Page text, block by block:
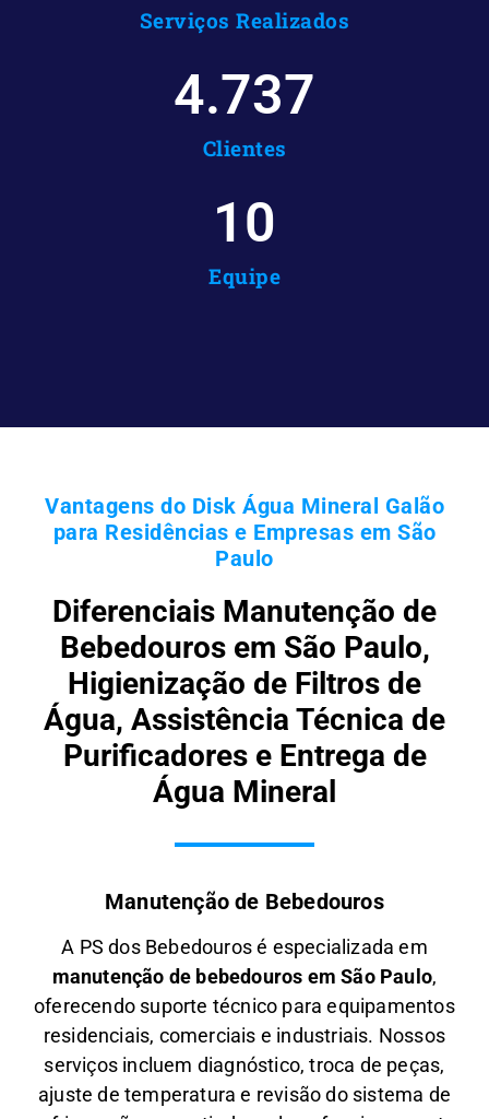
Serviços Realizados
Clientes
4.737
Equipe
10
Vantagens do Disk Água Mineral Galão
para Residências e Empresas em São
Paulo
Diferenciais Manutenção de
Bebedouros em São Paulo,
Higienização de Filtros de
Água, Assistência Técnica de
Purificadores e Entrega de
Água Mineral
Manutenção de Bebedouros
A PS dos Bebedouros é especializada em
manutenção de bebedouros em São Paulo,
oferecendo suporte técnico para equipamentos
residenciais, comerciais e industriais. Nossos
serviços incluem diagnóstico, troca de peças,
ajuste de temperatura e revisão do sistema de